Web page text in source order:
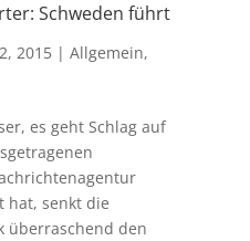
Schweden führt
2015| Allgemein,
es geht Schlag auf
hat, senkt die
überraschend den